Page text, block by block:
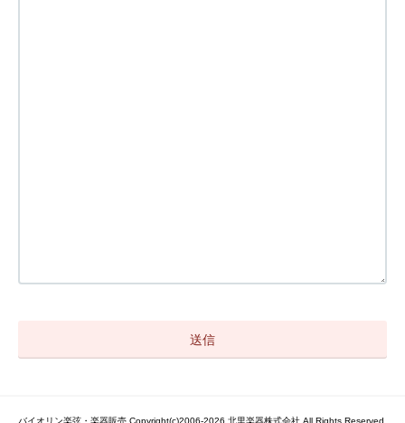
バイオリン楽弦・楽器販売 Copyright(c)2006-2026 北里楽器株式会社 All Rights Reserved.